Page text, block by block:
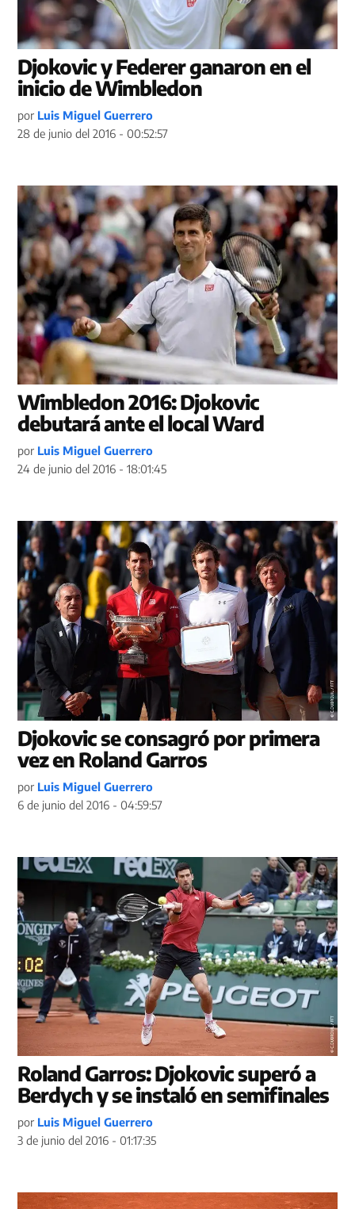
Djokovic y Federer ganaron en el
inicio de Wimbledon
por Luis Miguel Guerrero
28 de junio del 2016 - 00:52:57
Wimbledon 2016: Djokovic
debutará ante el local Ward
por Luis Miguel Guerrero
24 de junio del 2016 - 18:01:45
Djokovic se consagró por primera
vez en Roland Garros
por Luis Miguel Guerrero
6 de junio del 2016 - 04:59:57
Roland Garros: Djokovic superó a
Berdych y se instaló en semifinales
por Luis Miguel Guerrero
3 de junio del 2016 - 01:17:35